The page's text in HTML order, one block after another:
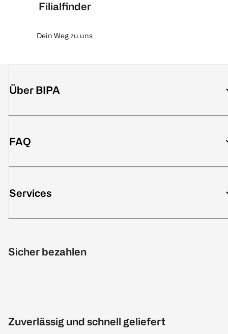
Filialfinder
Dein Weg zu uns
Über BIPA
FAQ
Services
Sicher bezahlen
Zuverlässig und schnell geliefert